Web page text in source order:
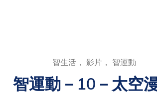
智生活， 影片， 智運動
智運動－10－太空